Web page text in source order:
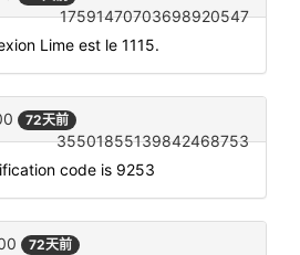
17591470703698920547
Lime est le 1115.
72天前
35501855139842468753
code is 9253
72天前